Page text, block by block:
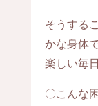
そうする
かな身体
楽しい毎
〇こんな